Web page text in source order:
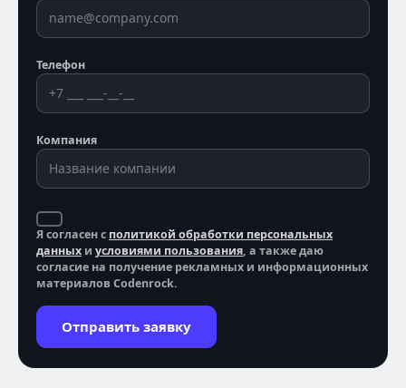
Телефон
Компания
Я согласен с политикой обработки персональных
данных и условиями пользования, а также даю
согласие на получение рекламных и информационных
материалов Codenrock.
Отправить заявку